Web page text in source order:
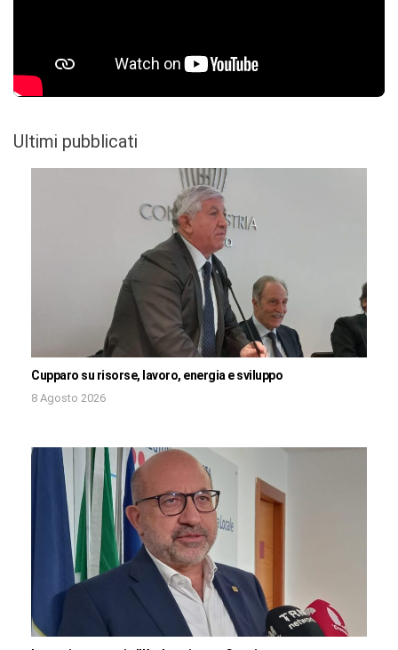
Ultimi pubblicati
Cupparo su risorse, lavoro, energia e sviluppo
8 Agosto 2026